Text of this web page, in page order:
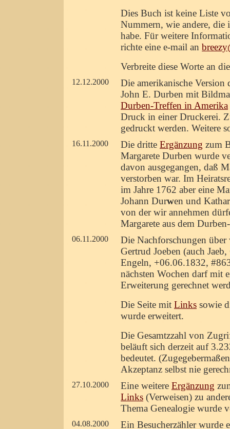
Dies Buch ist keine Liste
Nummern, wie andere, die
habe. Für weitere
richte eine e-mail an
Verbreite diese Worte an
12.12.2000
Die amerikanische
John E. Durben mit
Durben-Treffen in Amerika
Druck in einer Druckerei.
gedruckt werden. Weitere
16.11.2000 Die dritteErgänzungzum
Margarete Durben wurde
davon ausgegangen, daß
verstorben war. Im
im Jahre 1762 aber eine
Johann Durwen und
von der wir annehmen
Margarete aus dem
06.11.2000
Die Nachforschungen
Gertrud Joeben (auch
Engeln, +06.06.1832,
nächsten Wochen darf mit
Erweiterung gerechnet
Die Seite mitLinkssowie
wurde erweitert.
Die Gesamtzzahl von
beläuft sich derzeit auf
bedeutet.
Akzeptanz selbst nie
27.10.2000 Eine weitereErgänzung
Links(Verweisen) zu
Thema Genealogie wurde
04.08.2000 Ein Besucherzähler wurde